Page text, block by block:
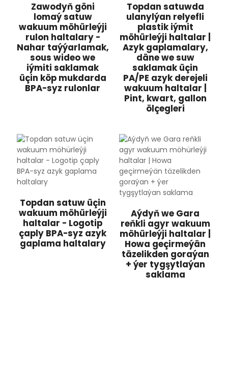
Zawodyň göni
lomaý satuw
wakuum möhürleýji
rulon haltalary -
Nahar taýýarlamak,
sous wideo we
iýmiti saklamak
üçin köp mukdarda
BPA-syz rulonlar
Topdan satuwda
ulanylýan relyefli
plastik iýmit
möhürleýji haltalar |
Azyk gaplamalary,
däne we suw
saklamak üçin
PA/PE azyk derejeli
wakuum haltalar |
Pint, kwart, gallon
ölçegleri
Topdan satuw üçin
wakuum möhürleýji
haltalar - Logotip
çaply BPA-syz azyk
gaplama haltalary
Aýdyň we Gara
reňkli agyr wakuum
möhürleýji haltalar |
Howa geçirmeýän
täzelikden goraýan
+ ýer tygşytlaýan
saklama